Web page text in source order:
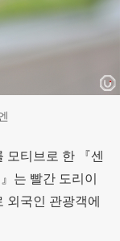
모티브로 한 『센
는 빨간 도리이
외국인 관광객에